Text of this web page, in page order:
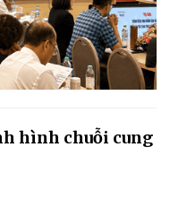
hình chuỗi cung